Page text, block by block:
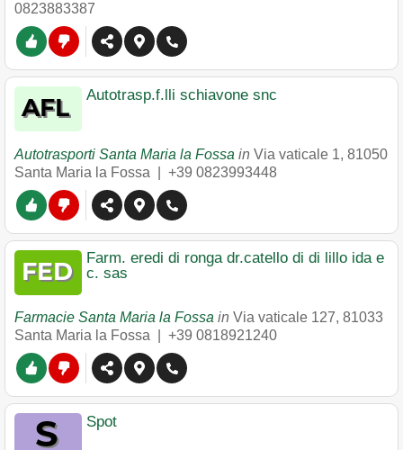
0823883387
Autotrasp.f.lli schiavone snc
Autotrasporti Santa Maria la Fossa in Via vaticale 1, 81050
Santa Maria la Fossa
+39 0823993448
Farm. eredi di ronga dr.catello di di lillo ida e
c. sas
Farmacie Santa Maria la Fossa in Via vaticale 127, 81033
Santa Maria la Fossa
+39 0818921240
Spot